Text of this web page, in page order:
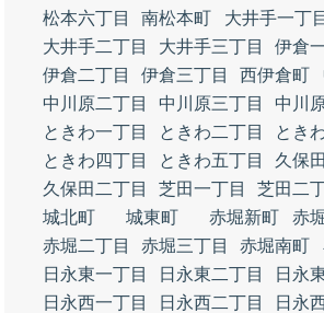
松本六丁目
南松本町
大井手一丁目
大井手二丁目
大井手三丁目
伊倉
伊倉二丁目
伊倉三丁目 西伊倉町
中川原二丁目
中川原三丁目
中川
ときわ一丁目
ときわ二丁目
とき
ときわ四丁目
ときわ五丁目
久保
久保田二丁目
芝田一丁目 芝田二
城北町
城東町 赤堀新町
赤
赤堀二丁目
赤堀三丁目 赤堀南町
日永東一丁目
日永東二丁目
日永
日永西一丁目
日永西二丁目
日永